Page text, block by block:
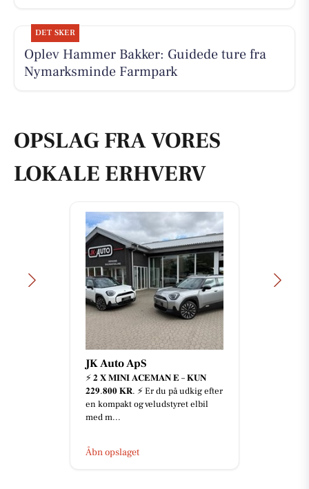
DET SKER
Oplev Hammer Bakker: Guidede ture fra
Nymarksminde Farmpark
OPSLAG FRA VORES
LOKALE ERHVERV
JK Auto ApS
⚡️ 𝟐 𝐗 𝐌𝐈𝐍𝐈 𝐀𝐂𝐄𝐌𝐀𝐍 𝐄 – 𝐊𝐔𝐍
𝟐𝟐𝟗.𝟖𝟎𝟎 𝐊𝐑. ⚡️ Er du på udkig efter
en kompakt og veludstyret elbil
med m...
Åbn opslaget